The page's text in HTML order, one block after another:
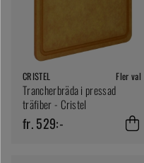
CRISTEL Fler val
Trancherbräda i pressad
träfiber - Cristel
fr. 529:-